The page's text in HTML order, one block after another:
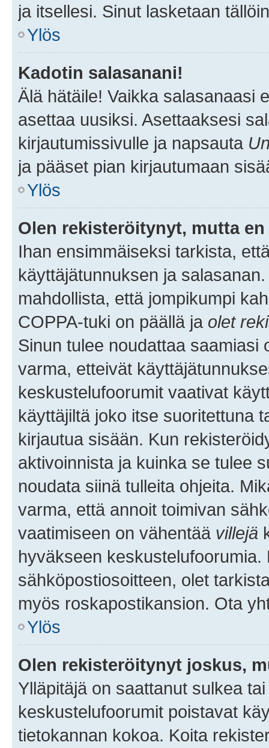
ja itsellesi. Sinut lasketaan
Ylös
Kadotin salasanani!
Älä hätäile! Vaikka salasanaasi
asettaa uusiksi. Asettaaksesi
kirjautumissivulle ja napsauta
ja pääset pian kirjautumaan
Ylös
Olen rekisteröitynyt, mutta
Ihan ensimmäiseksi tarkista,
käyttäjätunnuksen ja
mahdollista, että jompikumpi
COPPA-tuki on päällä ja olet
Sinun tulee noudattaa saamiasi
varma, etteivät
keskustelufoorumit vaativat
käyttäjiltä joko itse suoritettuna
kirjautua sisään. Kun
aktivoinnista ja kuinka se tulee
noudata siinä tulleita ohjeita.
varma, että annoit toimivan
vaatimiseen on vähentää villejä
hyväkseen
sähköpostiosoitteen, olet
myös roskapostikansion. Ota
Ylös
Olen rekisteröitynyt joskus,
Ylläpitäjä on saattanut sulkea
keskustelufoorumit poistavat
tietokannan kokoa. Koita